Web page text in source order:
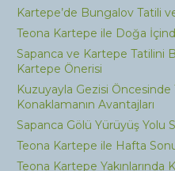
Kartepe’de Bungalov Tatili
Teona Kartepe ile Doğa
Sapanca ve Kartepe Tatilini
Kartepe Önerisi
Kuzuyayla Gezisi Öncesinde
Konaklamanın Avantajları
Sapanca Gölü Yürüyüş Yolu
Teona Kartepe ile Hafta
Teona Kartepe